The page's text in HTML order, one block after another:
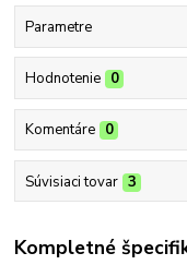
Parametre
Hodnotenie 0
Komentáre 0
Súvisiaci tovar 3
Kompletné